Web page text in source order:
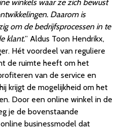
winkels waar ze zich bewust
Daarom is
om de bedrijfsprocessen in te
klant.” Aldus Toon Hendrikx,
Hét voordeel van reguliere
de ruimte heeft om het
van de service en
krijgt de mogelijkheid om het
Door een online winkel in de
je de bovenstaande
businessmodel dat